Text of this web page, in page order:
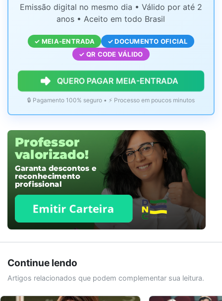
Emissão digital no mesmo dia • Válido por até 2
anos • Aceito em todo Brasil
✓ MEIA-ENTRADA
✓ DOCUMENTO OFICIAL
✓ QR CODE VÁLIDO
QUERO PAGAR MEIA-ENTRADA
🔒 Pagamento 100% seguro • ⚡ Processo em poucos minutos
Continue lendo
Artigos relacionados que podem complementar sua leitura.